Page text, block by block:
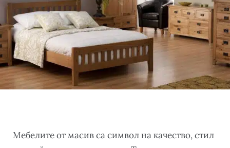
Мебелите от масив са символ на качество, стил